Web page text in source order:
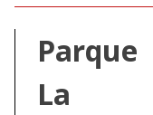
Parque
La